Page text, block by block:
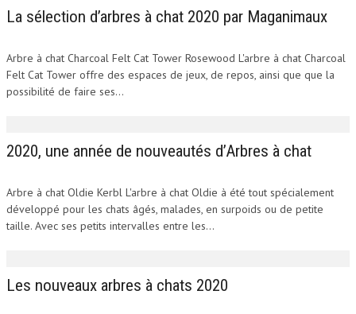
La sélection d’arbres à chat 2020 par Maganimaux
Arbre à chat Charcoal Felt Cat Tower Rosewood L'arbre à chat Charcoal
Felt Cat Tower offre des espaces de jeux, de repos, ainsi que que la
possibilité de faire ses...
2020, une année de nouveautés d’Arbres à chat
Arbre à chat Oldie Kerbl L'arbre à chat Oldie à été tout spécialement
développé pour les chats âgés, malades, en surpoids ou de petite
taille. Avec ses petits intervalles entre les...
Les nouveaux arbres à chats 2020